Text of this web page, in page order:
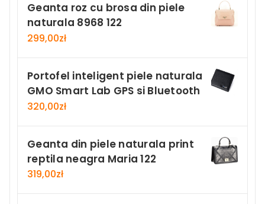
Geanta roz cu brosa din piele
naturala 8968 122
299,00zł
Portofel inteligent piele naturala
GMO Smart Lab GPS si Bluetooth
320,00zł
Geanta din piele naturala print
reptila neagra Maria 122
319,00zł